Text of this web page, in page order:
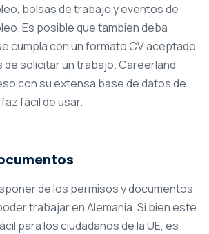
bolsas de trabajo y eventos de
Es posible que también deba
cumpla con un formato CV aceptado
de solicitar un trabajo. Careerland
con su extensa base de datos de
fácil de usar.
de los permisos y documentos
trabajar en Alemania. Si bien este
para los ciudadanos de la UE, es